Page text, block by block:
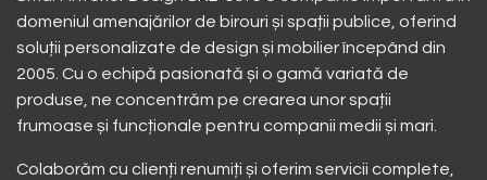
domeniul amenajărilor de birouri și spații publice, oferind
soluții personalizate de design și mobilier începând din
2005. Cu o echipă pasionată și o gamă variată de
produse, ne concentrăm pe crearea unor spații
frumoase și funcționale pentru companii medii și mari.
Colaborăm cu clienți renumiți și oferim servicii complete,